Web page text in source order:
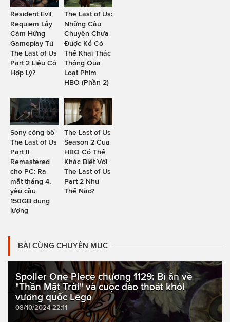
Resident Evil
Requiem Lấy
Cảm Hứng
Gameplay Từ
The Last of Us
Part 2 Liệu Có
Hợp Lý?
The Last of Us:
Những Câu
Chuyện Chưa
Được Kể Có
Thể Khai Thác
Thông Qua
Loạt Phim
HBO (Phần 2)
Sony công bố
The Last of Us
Part II
Remastered
cho PC: Ra
mắt tháng 4,
yêu cầu
150GB dung
lượng
The Last of Us
Season 2 Của
HBO Có Thể
Khác Biệt Với
The Last of Us
Part 2 Như
Thế Nào?
BÀI CÙNG CHUYÊN MỤC
Spoiler One Piece chương 1129: Bí ẩn về
"Thần Mặt Trời" và cuộc đào thoát khỏi
vương quốc Lego
08/10/2024 22:11